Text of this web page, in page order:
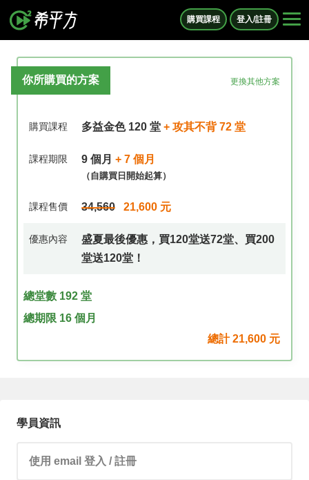
購買課程 登入/註冊
你所購買的方案 更換其他方案
購買課程 多益金色 120 堂 + 攻其不背 72 堂
課程期限 9 個月 + 7 個月
（自購買日開始起算）
課程售價 34,560 21,600 元
優惠內容
盛夏最後優惠，買120堂送72堂、買200
堂送120堂！
總堂數 192 堂
總期限 16 個月
總計21,600 元
學員資訊